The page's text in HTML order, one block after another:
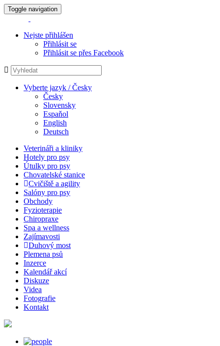
Toggle navigation
Nejste přihlášen
Přihlásit se
Přihlásit se přes Facebook
Vyberte jazyk / Česky
Česky
Slovensky
Espaňol
English
Deutsch
Veterináři a kliniky
Hotely pro psy
Útulky pro psy
Chovatelské stanice
Cvičiště a agility
Salóny pro psy
Obchody
Fyzioterapie
Chiropraxe
Spa a wellness
Zajímavosti
Duhový most
Plemena psů
Inzerce
Kalendář akcí
Diskuze
Videa
Fotografie
Kontakt